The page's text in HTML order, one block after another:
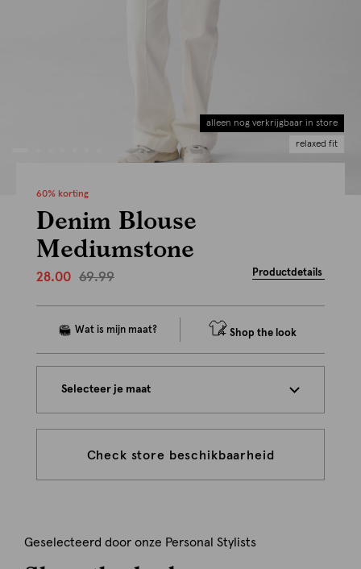
alleen nog verkrijgbaar in store
relaxed fit
60% korting
Denim Blouse
Mediumstone
28.00 69.99 Productdetails
Shop the look
Selecteer je maat
Check store beschikbaarheid
Geselecteerd door onze Personal Stylists